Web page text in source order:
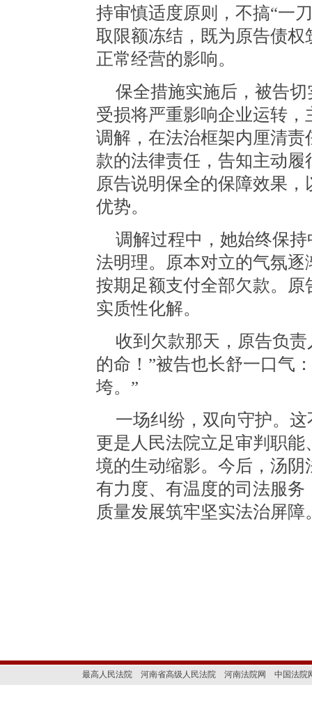
持审慎适度原则，不搞“一
取限额冻结，既为原告债
正常经营的影响。
保全措施实施后，被告
受损将严重影响企业运转
调解，在法治框架内厘清
款的法律责任，告知主动
原告说明保全的保障效果
优势。
调解过程中，她始终保
法明理。原本对立的气氛
按期足额支付全部欠款。
实质性化解。
收到欠款那天，原告负
的命！”被告也长舒一口气
垮。”
一场纠纷，双向守护。
更是人民法院立足审判职
境的生动缩影。今后，汤
有力度、有温度的司法服
质量发展筑牢坚实法治屏障
最高人民法院 河南省高级人民法院 河南法院网 中国法院